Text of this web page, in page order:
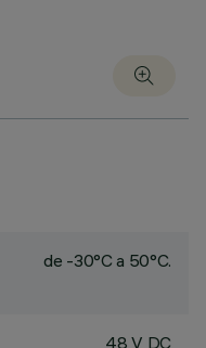
de -30°C a 50°C.
48 V DC